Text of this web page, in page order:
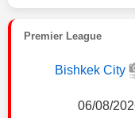
Premier League
Bishkek City
06/08/